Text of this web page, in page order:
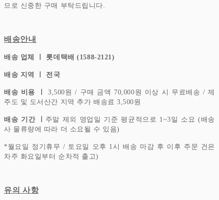
므로 신중한 구매 부탁드립니다.
배송안내
배송 업체 ㅣ 롯데택배 (1588-2121)
배송 지역 ㅣ 전국
배송 비용 ㅣ3,500원 / 구매 금액 70,000원 이상 시 무료배송 / 제
주도 및 도서산간 지역 추가 배송료 3,500원
배송 기간 ㅣ 주말 제외 영업일 기준 평균적으로 1~3일 소요 (배송
사 물류량에 따라 더 소요될 수 있음)
* 월요일 정기휴무 / 토요일 오후 1시 배송 마감 후 이후 주문 건은
차주 화요일부터 순차적 출고)
유의 사항